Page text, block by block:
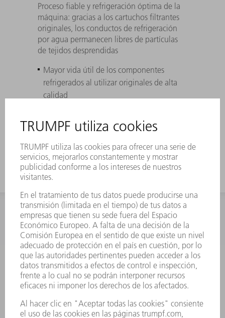
Proceso fiable y refrigeración óptima de la
máquina: gracias a los cartuchos filtrantes
originales, los conductos de refrigeración
por agua permanecen libres de partículas
de tejidos desprendidas
Mayor vida útil de los componentes
refrigerados al utilizar originales de alta
calidad
instalaciones y máquinas láser TRUMPF,
INFORMACIÓN
Preguntas más frecuentes
Condiciones generales de venta
CONTACTO
Departamento de Repuestos
+34 91 657 36 70
Viernes de 8h – 17h
repuestos@es.trumpf.com